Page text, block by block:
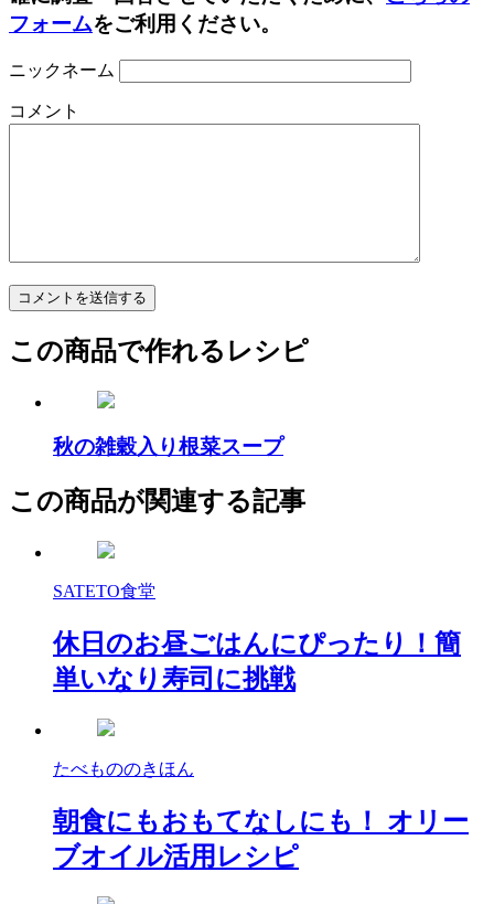
フォームをご利用ください。
ニックネーム
コメント
この商品で作れるレシピ
秋の雑穀入り根菜スープ
この商品が関連する記事
SATETO食堂
休日のお昼ごはんにぴったり！簡
単いなり寿司に挑戦
たべもののきほん
朝食にもおもてなしにも！ オリー
ブオイル活用レシピ